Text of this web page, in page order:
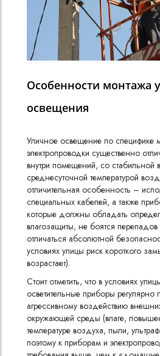
Особенности монтажа
освещения
Уличное освещение по специфике
электропроводки существенно
внутри помещений, со стабильной
среднесуточной температурой
отличительная особенность –
специальных кабелей, а также
которые должны обладать
влагозащиты, не боятся перепадов
отличаться абсолютной
условиях улицы риск короткого
возрастает).
Стоит отметить, что в условиях
осветительные приборы регулярно
агрессивному воздействию
окружающей среды (влаге,
температуре воздуха, пыли,
поэтому к приборам и